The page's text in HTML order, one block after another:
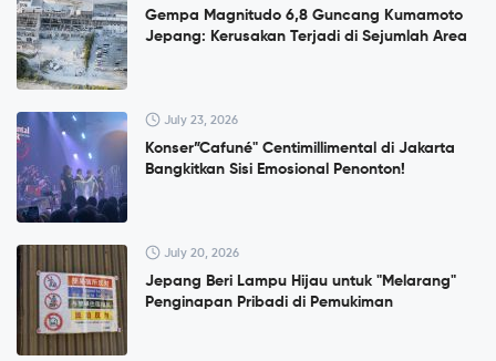
Gempa Magnitudo 6,8 Guncang Kumamoto
Jepang: Kerusakan Terjadi di Sejumlah Area
July 23, 2026
Konser”Cafuné" Centimillimental di Jakarta
Bangkitkan Sisi Emosional Penonton!
July 20, 2026
Jepang Beri Lampu Hijau untuk "Melarang"
Penginapan Pribadi di Pemukiman